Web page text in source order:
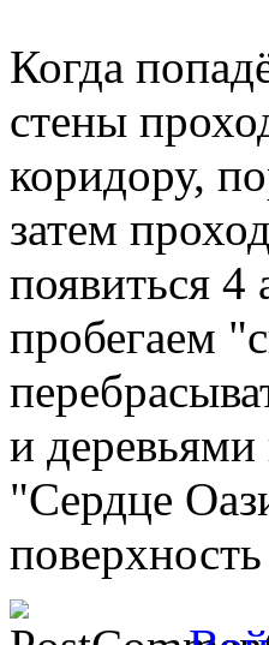
Когда
стены
коридору,
затем
появиться
пробегаем
и деревьями
"Сердце